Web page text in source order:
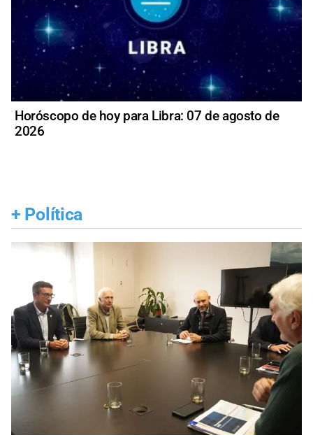
Horóscopo de hoy para Libra: 07 de agosto de
2026
+ Política